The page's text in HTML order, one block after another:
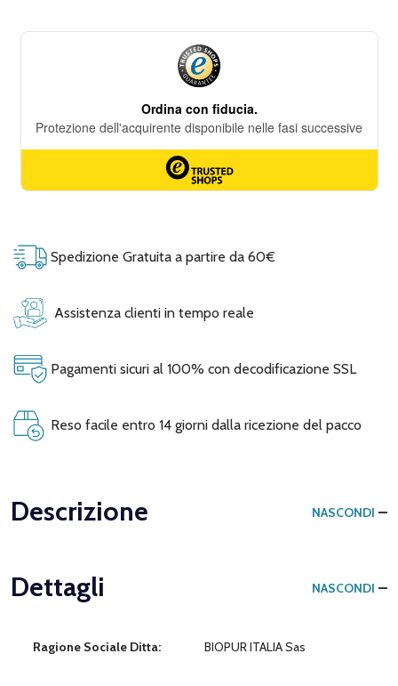
Spedizione Gratuita a partire da 60€
Assistenza clienti in tempo reale
Pagamenti sicuri al 100% con decodificazione SSL
Reso facile entro 14 giorni dalla ricezione del pacco
Descrizione NASCONDI
Dettagli NASCONDI
Ragione Sociale Ditta: BIOPUR ITALIA Sas